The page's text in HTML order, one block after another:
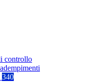
controllo
340